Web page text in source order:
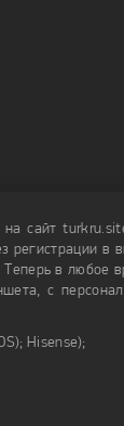
сайт
регистрации в
Теперь в любое
с
Hisense);